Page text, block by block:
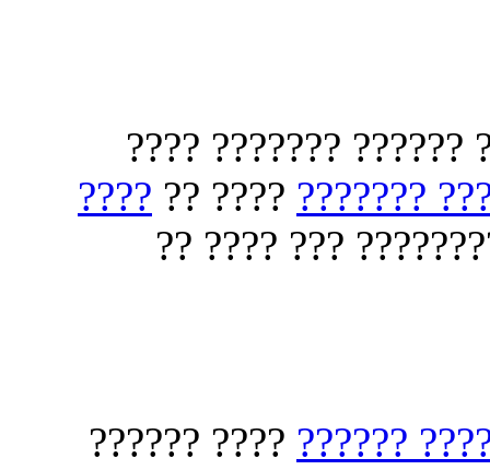
??? ??? ????? ?????
???? ?????
???? ??
????
?????? ????????
????
???? ??????